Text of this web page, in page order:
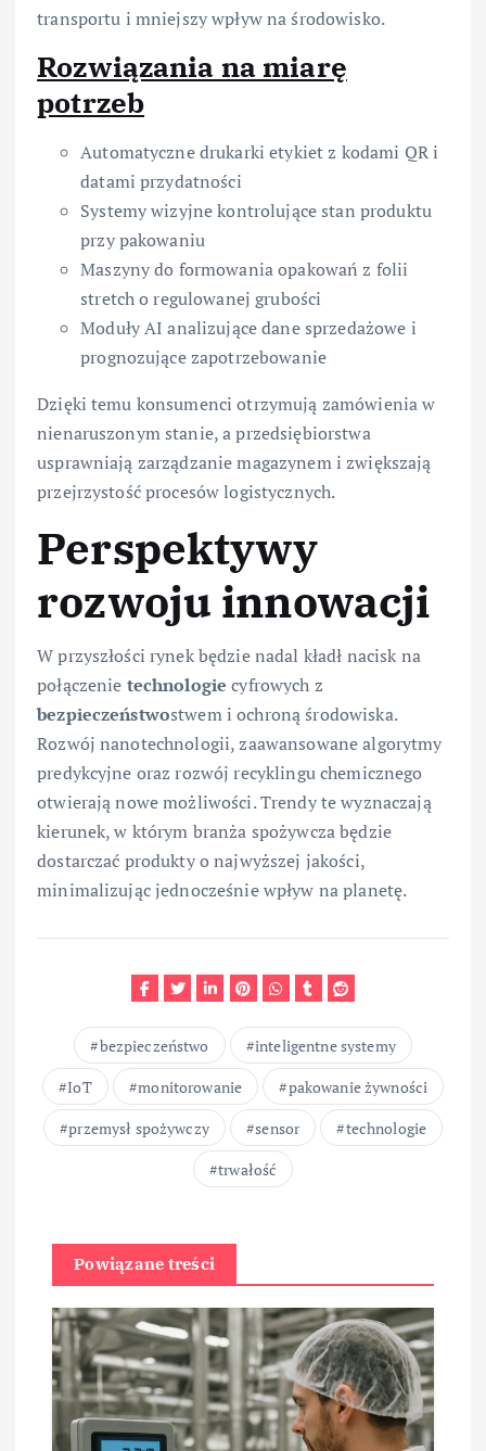
transportu i mniejszy wpływ na środowisko.
Rozwiązania na miarę
potrzeb
Automatyczne drukarki etykiet z kodami QR i
datami przydatności
Systemy wizyjne kontrolujące stan produktu
przy pakowaniu
Maszyny do formowania opakowań z folii
stretch o regulowanej grubości
Moduły AI analizujące dane sprzedażowe i
prognozujące zapotrzebowanie
Dzięki temu konsumenci otrzymują zamówienia w
nienaruszonym stanie, a przedsiębiorstwa
usprawniają zarządzanie magazynem i zwiększają
przejrzystość procesów logistycznych.
Perspektywy
rozwoju innowacji
W przyszłości rynek będzie nadal kładł nacisk na
połączenie technologie cyfrowych z
bezpieczeństwostwem i ochroną środowiska.
Rozwój nanotechnologii, zaawansowane algorytmy
predykcyjne oraz rozwój recyklingu chemicznego
otwierają nowe możliwości. Trendy te wyznaczają
kierunek, w którym branża spożywcza będzie
dostarczać produkty o najwyższej jakości,
minimalizując jednocześnie wpływ na planetę.
bezpieczeństwo
inteligentne systemy
IoT
monitorowanie
pakowanie żywności
przemysł spożywczy
sensor
technologie
trwałość
Powiązane treści